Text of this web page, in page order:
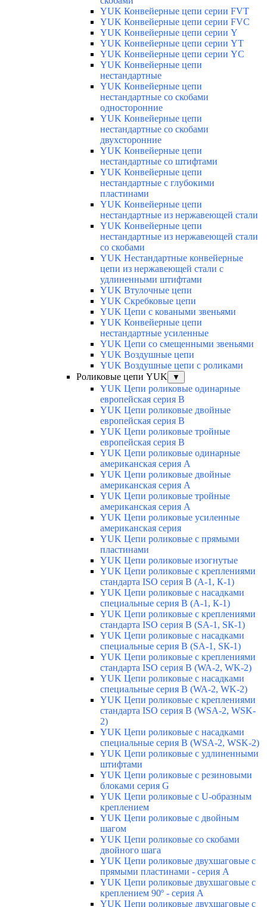
YUK Конвейерные цепи серии FVT
YUK Конвейерные цепи серии FVC
YUK Конвейерные цепи серии Y
YUK Конвейерные цепи серии YТ
YUK Конвейерные цепи серии YС
YUK Конвейерные цепи
нестандартные
YUK Конвейерные цепи
нестандартные со скобами
односторонние
YUK Конвейерные цепи
нестандартные со скобами
двухсторонние
YUK Конвейерные цепи
нестандартные со штифтами
YUK Конвейерные цепи
нестандартные с глубокими
пластинами
YUK Конвейерные цепи
нестандартные из нержавеющей стали
YUK Конвейерные цепи
нестандартные из нержавеющей стали
со скобами
YUK Нестандартные конвейерные
цепи из нержавеющей стали с
удлиненными штифтами
YUK Втулочные цепи
YUK Скребковые цепи
YUK Цепи с коваными звеньями
YUK Конвейерные цепи
нестандартные усиленные
YUK Цепи со смещенными звеньями
YUK Воздушные цепи
YUK Воздушные цепи с роликами
Роликовые цепи YUK
▼
YUK Цепи роликовые одинарные
европейская серия В
YUK Цепи роликовые двойные
европейская серия В
YUK Цепи роликовые тройные
европейская серия В
YUK Цепи роликовые одинарные
американская серия А
YUK Цепи роликовые двойные
американская серия А
YUK Цепи роликовые тройные
американская серия А
YUK Цепи роликовые усиленные
американская серия
YUK Цепи роликовые с прямыми
пластинами
YUK Цепи роликовые изогнутые
YUK Цепи роликовые с креплениями
стандарта ISO серия B (А-1, К-1)
YUK Цепи роликовые с насадками
специальные серия В (А-1, К-1)
YUK Цепи роликовые с креплениями
стандарта ISO серия B (SA-1, SК-1)
YUK Цепи роликовые с насадками
специальные серия В (SA-1, SК-1)
YUK Цепи роликовые с креплениями
стандарта ISO серия B (WA-2, WK-2)
YUK Цепи роликовые с насадками
специальные серия В (WA-2, WK-2)
YUK Цепи роликовые с креплениями
стандарта ISO серия B (WSA-2, WSK-
2)
YUK Цепи роликовые с насадками
специальные серия B (WSA-2, WSK-2)
YUK Цепи роликовые с удлиненными
штифтами
YUK Цепи роликовые с резиновыми
блоками серия G
YUK Цепи роликовые с U-образным
креплением
YUK Цепи роликовые с двойным
шагом
YUK Цепи роликовые со скобами
двойного шага
YUK Цепи роликовые двухшаговые с
прямыми пластинами - серия А
YUK Цепи роликовые двухшаговые с
креплением 90º - серия А
YUK Цепи роликовые двухшаговые с